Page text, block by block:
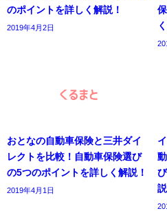
のポイントを詳しく解説！
2019年4月2日
おとなの自動車保険と三井ダイ
レクトを比較！自動車保険選び
の5つのポイントを詳しく解説！
2019年4月1日
説